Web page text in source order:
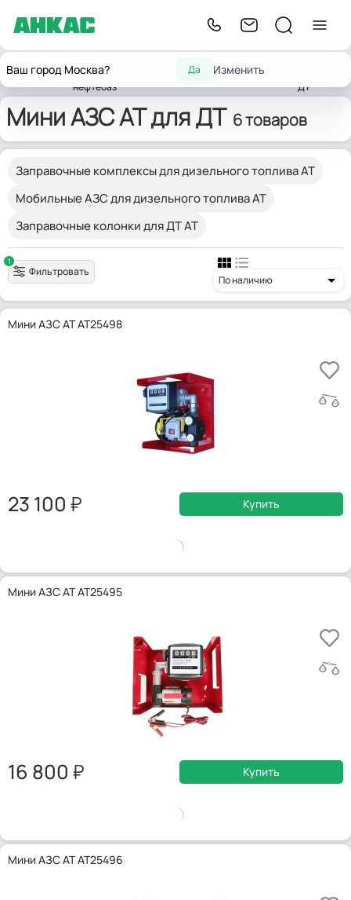
Ваш город Москва? Да Изменить
Главнаяавтозаправочных станций,
нефтебаз
Заправочные
ДТ
Мини АЗС AT для ДТ 6 товаров
Заправочные комплексы для дизельного топлива АТ
Мобильные АЗС для дизельного топлива АТ
Заправочные колонки для ДТ АТ
1
Фильтровать
По наличию
Мини АЗС AT AT25498
23 100 Купить
Мини АЗС AT AT25495
16 800 Купить
Мини АЗС AT AT25496